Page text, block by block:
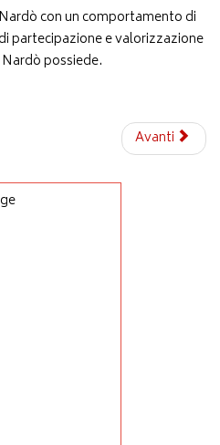
con un comportamento di
partecipazione e valorizzazione
possiede.
Avanti